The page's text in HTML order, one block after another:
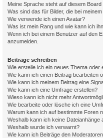
Meine Sprache steht auf diesem
Was sind das für Bilder, die bei
Wie verwende ich einen Avatar?
Was ist mein Rang und wie kann ich
Wenn ich bei einem Benutzer auf den
anzumelden.
Beiträge schreiben
Wie erstelle ich ein neues Thema oder
Wie kann ich einen Beitrag bearbeiten
Wie kann ich meinem Beitrag eine
Wie kann ich eine Umfrage erstellen?
Wieso kann ich nicht mehr
Wie bearbeite oder lösche ich eine
Warum kann ich auf bestimmte Foren
Weshalb kann ich keine Dateianhänge
Weshalb wurde ich verwarnt?
Wie kann ich Beiträge den